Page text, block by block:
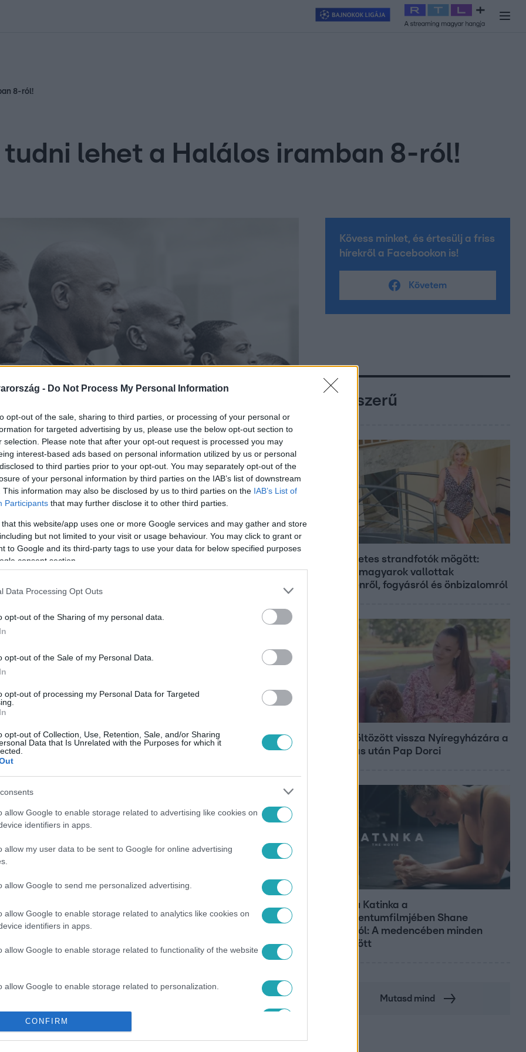
- Do Not Process My Personal Information
opt-out of the sale, sharing to third parties, or processing of your personal or
for targeted advertising by us, please use the below opt-out section to
selection. Please note that after your opt-out request is processed you may
interest-based ads based on personal information utilized by us or personal
to third parties prior to your opt-out. You may separately opt-out of the
of your personal information by third parties on the IAB’s list of downstream
This information may also be disclosed by us to third parties on the IAB’s List of
Participants that may further disclose it to other third parties.
that this website/app uses one or more Google services and may gather and store
but not limited to your visit or usage behaviour. You may click to grant or
to Google and its third-party tags to use your data for below specified purposes
consent section.
Data Processing Opt Outs
opt-out of the Sharing of my personal data.
opt-out of the Sale of my Personal Data.
opt-out of processing my Personal Data for Targeted
opt-out of Collection, Use, Retention, Sale, and/or Sharing
Data that Is Unrelated with the Purposes for which it
allow Google to enable storage related to advertising like cookies on
identifiers in apps.
allow my user data to be sent to Google for online advertising
allow Google to send me personalized advertising.
allow Google to enable storage related to analytics like cookies on
identifiers in apps.
allow Google to enable storage related to functionality of the website
allow Google to enable storage related to personalization.
allow Google to enable storage related to security, including
functionality and fraud prevention, and other user protection.
CONFIRM
Exek csatája 2026 Celeb vagyok, ments ki innen
8-ról!
lehet a Halálos iramban 8-ról!
és egyáltalán mi a helyzet
összeszedtük azokat a hírmorzsákat,
legyen a Google-találatokban!
#VIN DIESEL #CHARLIZE THERON
Kövess minket, és értesülj a friss
hírekről a Facebookon is!
Követem
Népszerű
A tökéletes strandfotók mögött:
ismert magyarok vallottak
szégyenről, fogyásról és önbizalomról
Nem költözött vissza Nyíregyházára a
szakítás után Pap Dorci
Hosszú Katinka a
dokumentumfilmjében Shane
Tusupról: A medencében minden
működött
Mutasd mind